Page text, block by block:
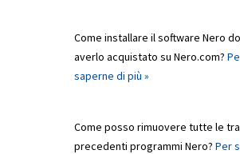
Come installare il software Nero
averlo acquistato su Nero.com?
saperne di più »
Come posso rimuovere tutte le
precedenti programmi Nero? Per